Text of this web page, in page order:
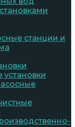
станции и